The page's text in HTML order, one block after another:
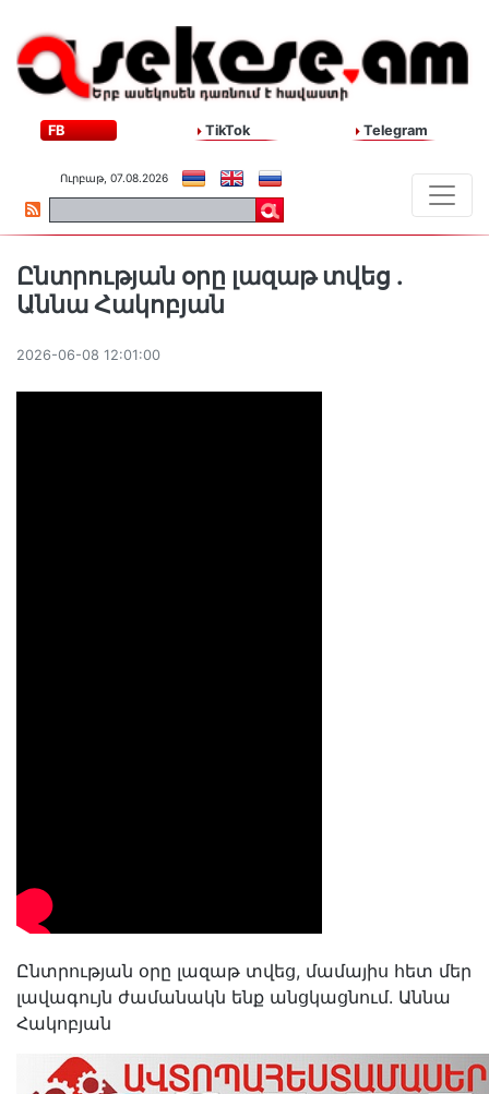
FB TikTok Telegram
Ուրբաթ, 07.08.2026
Ընտրության օրը լազաթ տվեց .
Աննա Հակոբյան
2026-06-08 12:01:00
Ընտրության օրը լազաթ տվեց, մամայիս հետ մեր
լավագույն ժամանակն ենք անցկացնում. Աննա
Հակոբյան